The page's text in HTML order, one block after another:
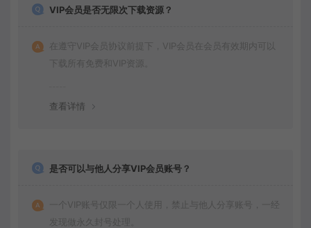
VIP会员是否无限次下载资源？
在遵守VIP会员协议前提下，VIP会员在会员有效期内可以
下载所有免费和VIP资源。
查看详情
是否可以与他人分享VIP会员账号？
一个VIP账号仅限一个人使用，禁止与他人分享账号，一经
发现做永久封号处理。